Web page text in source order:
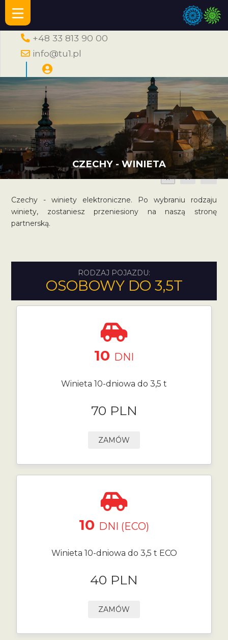
+48 33 813 90 00
info@tu1.pl
CZECHY - WINIETA
A A A
Czechy - winiety elektroniczne. Po wybraniu rodzaju
winiety, zostaniesz przeniesiony na naszą stronę
partnerską.
RODZAJ POJAZDU:
OSOBOWY DO 3,5T
10 DNI
Winieta 10-dniowa do 3,5 t
70 PLN
ZAMÓW
10 DNI (ECO)
Winieta 10-dniowa do 3,5 t ECO
40 PLN
ZAMÓW